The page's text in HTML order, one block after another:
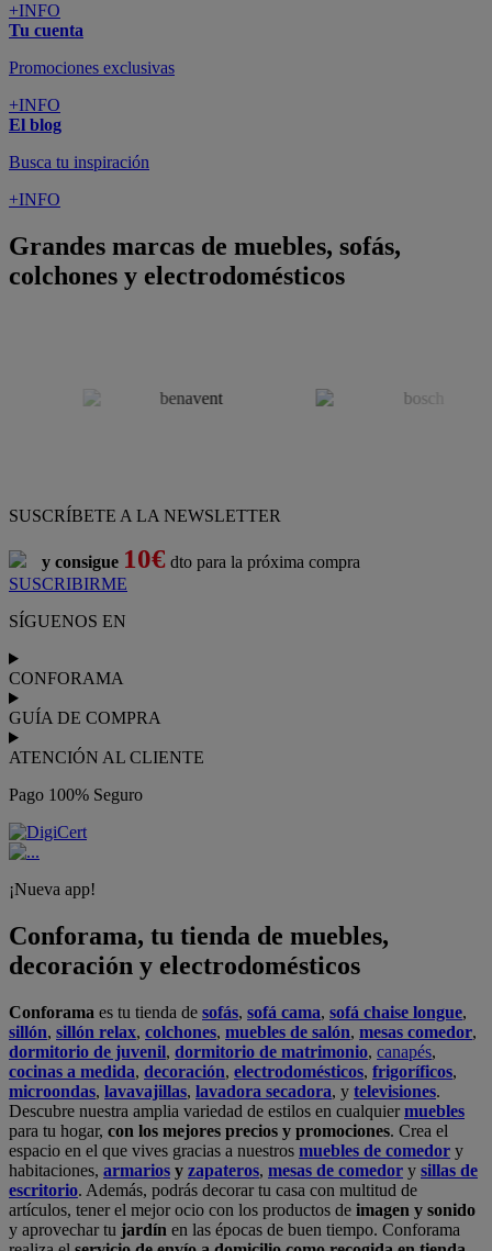
+INFO
Tu cuenta
Promociones exclusivas
+INFO
El blog
Busca tu inspiración
+INFO
Grandes marcas de muebles, sofás,
colchones y electrodomésticos
SUSCRÍBETE A LA NEWSLETTER
y consigue 10€ dto para la próxima compra
SUSCRIBIRME
SÍGUENOS EN
CONFORAMA
GUÍA DE COMPRA
ATENCIÓN AL CLIENTE
Pago 100% Seguro
¡Nueva app!
Conforama, tu tienda de muebles,
decoración y electrodomésticos
Conforama es tu tienda de sofás, sofá cama, sofá chaise longue,
sillón, sillón relax, colchones, muebles de salón, mesas comedor,
dormitorio de juvenil, dormitorio de matrimonio, canapés,
cocinas a medida, decoración, electrodomésticos, frigoríficos,
microondas, lavavajillas, lavadora secadora, y televisiones.
Descubre nuestra amplia variedad de estilos en cualquiermuebles
para tu hogar, con los mejores precios y promociones. Crea el
espacio en el que vives gracias a nuestros muebles de comedor y
habitaciones, armarios y zapateros, mesas de comedor y sillas de
escritorio. Además, podrás decorar tu casa con multitud de
artículos, tener el mejor ocio con los productos de imagen y sonido
y aprovechar tu jardín en las épocas de buen tiempo. Conforama